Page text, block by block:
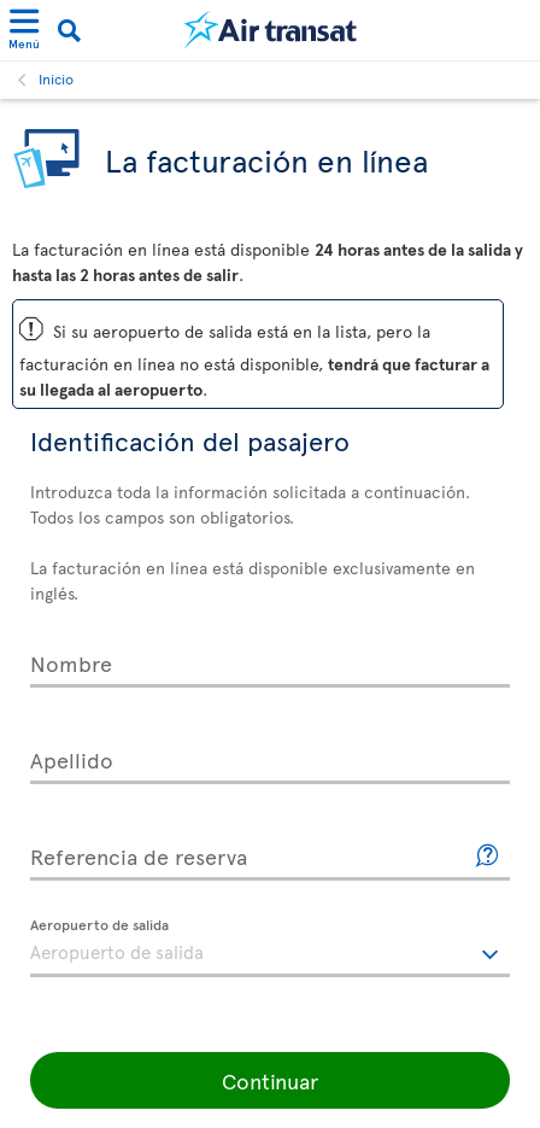
Menú
Inicio
La facturación en línea
La facturación en línea está disponible 24 horas antes de la salida y
hasta las 2 horas antes de salir.
ü Si su aeropuerto de salida está en la lista, pero la
facturación en línea no está disponible, tendrá que facturar a
su llegada al aeropuerto.
Identificación del pasajero
Introduzca toda la información solicitada a continuación.
Todos los campos son obligatorios.
La facturación en línea está disponible exclusivamente en
inglés.
Nombre
Apellido
Referencia de reserva
Aeropuerto de salida
Continuar